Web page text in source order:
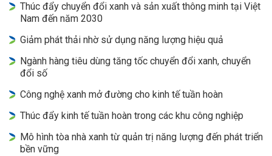
Thúc đẩy chuyển đổi xanh và sản xuất thông minh tại Việt
Nam đến năm 2030
Giảm phát thải nhờ sử dụng năng lượng hiệu quả
Ngành hàng tiêu dùng tăng tốc chuyển đổi xanh, chuyển
đổi số
Công nghệ xanh mở đường cho kinh tế tuần hoàn
Thúc đẩy kinh tế tuần hoàn trong các khu công nghiệp
Mô hình tòa nhà xanh từ quản trị năng lượng đến phát triển
bền vững